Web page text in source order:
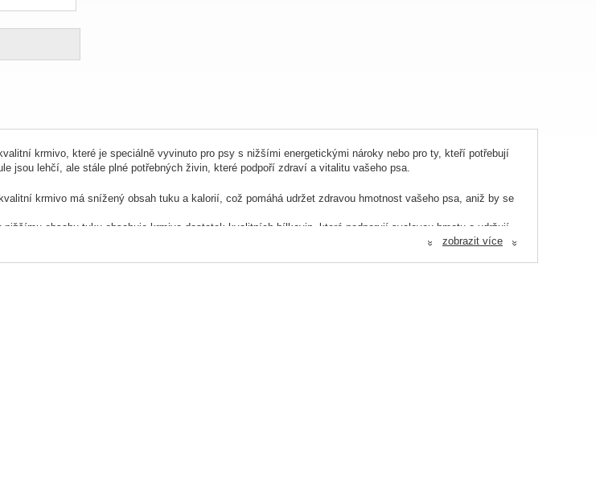
krmivo, které je speciálně vyvinuto pro psy s nižšími energetickými nároky nebo pro ty, kteří potřebují
jsou lehčí, ale stále plné potřebných živin, které podpoří zdraví a vitalitu vašeho psa.
krmivo má snížený obsah tuku a kalorií, což pomáhá udržet zdravou hmotnost vašeho psa, aniž by se
obsahu tuku obsahuje krmivo dostatek kvalitních bílkovin, které podporují svalovou hmotu a udržují
« zobrazit více «